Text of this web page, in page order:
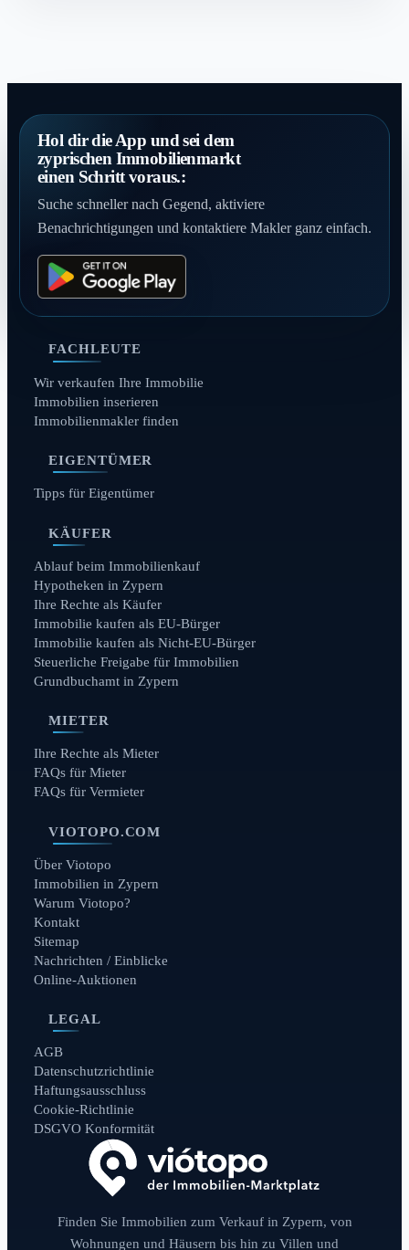
Hol dir die App und sei dem
zyprischen Immobilienmarkt
einen Schritt voraus.:
Suche schneller nach Gegend, aktiviere
Benachrichtigungen und kontaktiere Makler ganz einfach.
FACHLEUTE
Wir verkaufen Ihre Immobilie
Immobilien inserieren
Immobilienmakler finden
EIGENTÜMER
Tipps für Eigentümer
KÄUFER
Ablauf beim Immobilienkauf
Hypotheken in Zypern
Ihre Rechte als Käufer
Immobilie kaufen als EU-Bürger
Immobilie kaufen als Nicht-EU-Bürger
Steuerliche Freigabe für Immobilien
Grundbuchamt in Zypern
MIETER
Ihre Rechte als Mieter
FAQs für Mieter
FAQs für Vermieter
VIOTOPO.COM
Über Viotopo
Immobilien in Zypern
Warum Viotopo?
Kontakt
Sitemap
Nachrichten / Einblicke
Online-Auktionen
LEGAL
AGB
Datenschutzrichtlinie
Haftungsausschluss
Cookie-Richtlinie
DSGVO Konformität
Finden Sie Immobilien zum Verkauf in Zypern, von
Wohnungen und Häusern bis hin zu Villen und